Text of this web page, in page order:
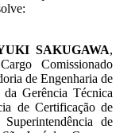
SAKUGAWA,
Comissionado
de Engenharia de
da Gerência Técnica
de Certificação de
de